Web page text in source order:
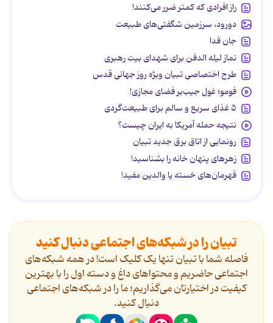
راز افرادی که کمتر ضرر می‌کنند!
دورود، سرزمین شگفتی‌های طبیعت
جان فدا
نماز لیله الدفن برای شهدای بیت رهبری
طرح اختصاصی تبیان ویژه روز جهانی قدس
فومو؛ غول جیب‌بر فضای مجازی!
۵ غذای سریع و سالم برای طبیعت‌گردی
نتیجه حمله آمریکا به ایران چیست؟
رونمایی از اتاق برق جدید تبیان
زهرهای پنهان خانه را بشناسید!
قهرمان‌های خسته یا والدین مفید!
تبیان را در شبکه‌های اجتماعی دنبال کنید
فاصله شما با تبیان تنها یک کلیک است! در همه شبکه‌های
اجتماعی حاضریم و محتواهای داغ و دسته اول را با بهترین
کیفیت در اختیارتان می‌گذاریم؛ ما را در شبکه‌های اجتماعی
دنیال کنید.